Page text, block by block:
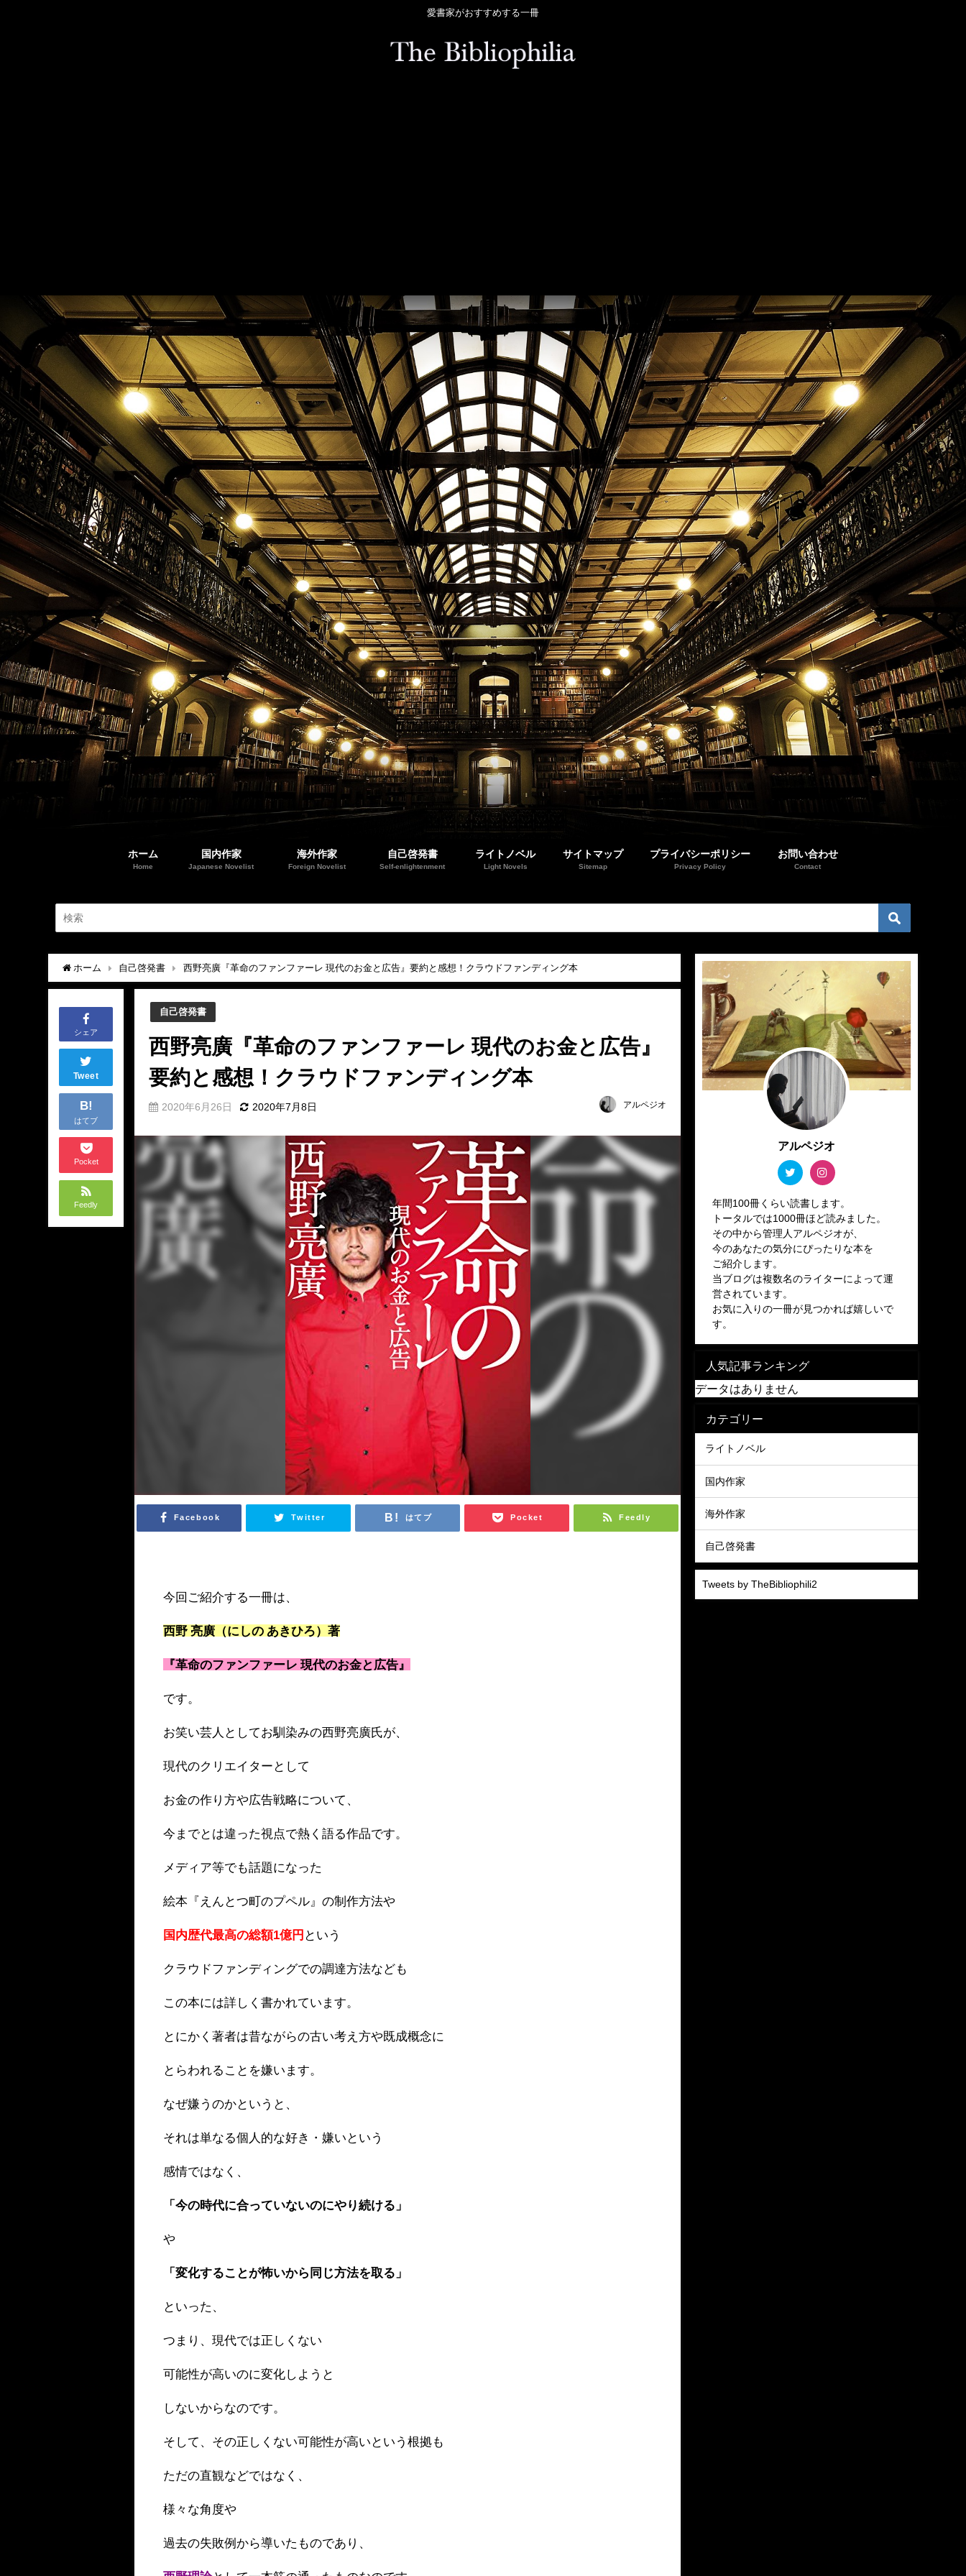
愛書家がおすすめする一冊
ホーム
Home
国内作家
Japanese Novelist
海外作家
Foreign Novelist
自己啓発書
Self-enlightenment
ライトノベル
Light Novels
サイトマップ
Sitemap
プライバシーポリシー
Privacy Policy
お問い合わせ
Contact
ホーム 自己啓発書 西野亮廣『革命のファンファーレ 現代のお金と広告』要約と感想！クラウドファンディング本
シェア
Tweet
B!
はてブ
Pocket
Feedly
自己啓発書
西野亮廣『革命のファンファーレ 現代のお金と広告』
要約と感想！クラウドファンディング本
2020年6月26日 2020年7月8日 アルペジオ
Facebook Twitter はてブ Pocket Feedly
今回ご紹介する一冊は、
西野 亮廣（にしの あきひろ）著
『革命のファンファーレ 現代のお金と広告』
です。
お笑い芸人としてお馴染みの西野亮廣氏が、
現代のクリエイターとして
お金の作り方や広告戦略について、
今までとは違った視点で熱く語る作品です。
メディア等でも話題になった
絵本『えんとつ町のプペル』の制作方法や
国内歴代最高の総額1億円 という
クラウドファンディングでの調達方法なども
この本には詳しく書かれています。
とにかく著者は昔ながらの古い考え方や既成概念に
とらわれることを嫌います。
なぜ嫌うのかというと、
それは単なる個人的な好き・嫌いという
感情ではなく、
「今の時代に合っていないのにやり続ける」
や
「変化することが怖いから同じ方法を取る」
といった、
つまり、現代では正しくない
可能性が高いのに変化しようと
しないからなのです。
そして、その正しくない可能性が高いという根拠も
ただの直観などではなく、
様々な角度や
過去の失敗例から導いたものであり、
アルペジオ
年間100冊くらい読書します。
トータルでは1000冊ほど読みました。
その中から管理人アルペジオが、
今のあなたの気分にぴったりな本を
ご紹介します。
当ブログは複数名のライターによって運
営されています。
お気に入りの一冊が見つかれば嬉しいで
す。
人気記事ランキング
データはありません
カテゴリー
ライトノベル
国内作家
海外作家
自己啓発書
Tweets by TheBibliophili2